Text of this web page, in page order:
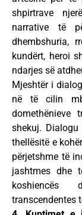
shpirtrave
narrative të
dhembshuria,
kundërt, heroi
ndarjes së
Mjeshtër i
në të cilin
domethënieve
shekuj.
thellësitë e
përjetshme të
jashtmes dhe
koshiencës
transcendentes